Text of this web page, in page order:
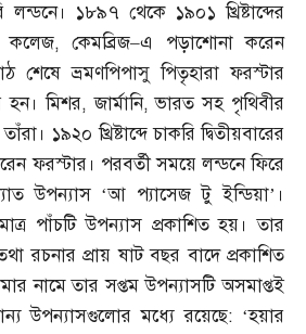
লন্ডনে। ১৮৯৭ থেকে ১৯০১ খ্রিষ্টাব্দের
কলেজ,কেমব্রিজ–এ পড়াশোনা করেন
শেষে ভ্রমণপিপাসু পিতৃহারা ফরস্টার
হন। মিশর,জার্মানি,ভারত সহ পৃথিবীর
১৯২০ খ্রিষ্টাব্দে চাকরি দ্বিতীয়বারের
ফরস্টার। পরবর্তী সময়ে লন্ডনে ফিরে
উপন্যাস ‘আ প্যাসেজ টু ইন্ডিয়া’।
পাঁচটি উপন্যাস প্রকাশিত হয়। তার
রচনার প্রায় ষাট বছর বাদে প্রকাশিত
নামে তার সপ্তম উপন্যাসটি অসমাপ্তই
উপন্যাসগুলোর মধ্যে রয়েছে: ‘হয়ার